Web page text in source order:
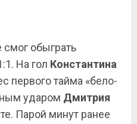
обыграть
На гол Константина
первого тайма «бело-
ударом Дмитрия
Парой минут ранее